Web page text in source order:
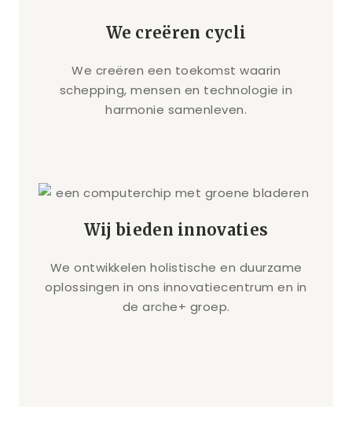
We creëren cycli
We creëren een toekomst waarin
schepping, mensen en technologie in
harmonie samenleven.
Wij bieden innovaties
We ontwikkelen holistische en duurzame
oplossingen in ons innovatiecentrum en in
de arche+ groep.